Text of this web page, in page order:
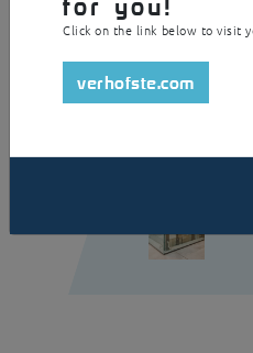
Click on the link below to visit
verhofste.com